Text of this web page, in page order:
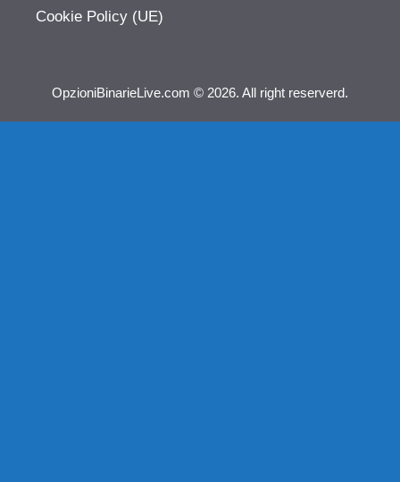
Cookie Policy (UE)
OpzioniBinarieLive.com © 2026. All right reserverd.